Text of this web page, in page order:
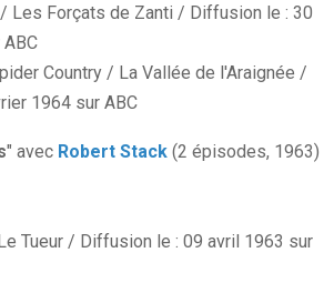
Les Forçats de Zanti / Diffusion le : 30
Country / La Vallée de l'Araignée /
1964 sur ABC
" avec Robert Stack (2 épisodes, 1963)
Tueur / Diffusion le : 09 avril 1963 sur